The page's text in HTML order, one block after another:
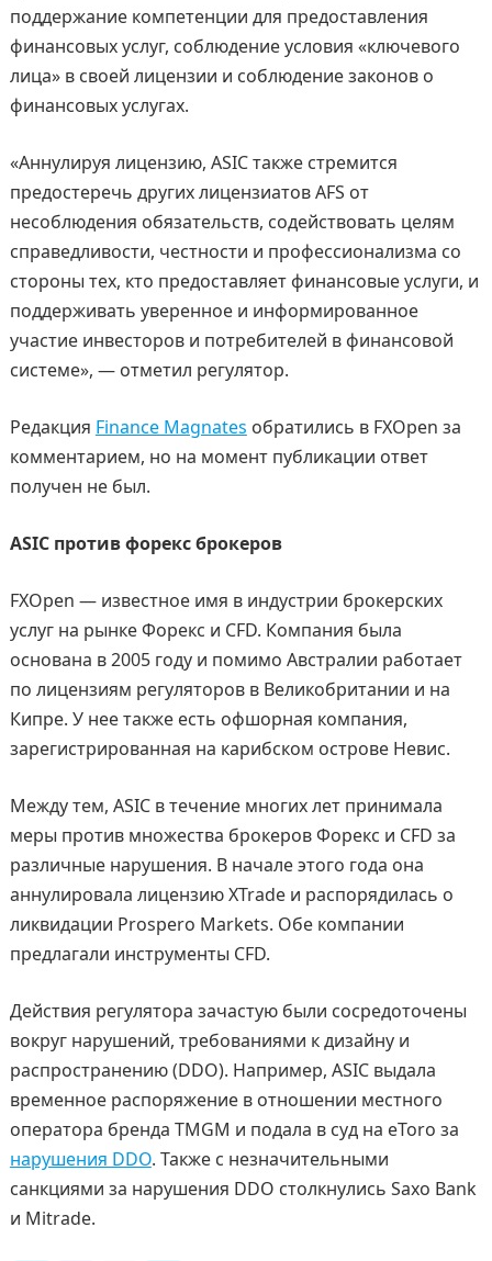
поддержание компетенции для предоставления
финансовых услуг, соблюдение условия «ключевого
лица» в своей лицензии и соблюдение законов о
финансовых услугах.
«Аннулируя лицензию, ASIC также стремится
предостеречь других лицензиатов AFS от
несоблюдения обязательств, содействовать целям
справедливости, честности и профессионализма со
стороны тех, кто предоставляет финансовые услуги, и
поддерживать уверенное и информированное
участие инвесторов и потребителей в финансовой
системе», — отметил регулятор.
Редакция Finance Magnates обратились в FXOpen за
комментарием, но на момент публикации ответ
получен не был.
ASIC против форекс брокеров
FXOpen — известное имя в индустрии брокерских
услуг на рынке Форекс и CFD. Компания была
основана в 2005 году и помимо Австралии работает
по лицензиям регуляторов в Великобритании и на
Кипре. У нее также есть офшорная компания,
зарегистрированная на карибском острове Невис.
Между тем, ASIC в течение многих лет принимала
меры против множества брокеров Форекс и CFD за
различные нарушения. В начале этого года она
аннулировала лицензию XTrade и распорядилась о
ликвидации Prospero Markets. Обе компании
предлагали инструменты CFD.
Действия регулятора зачастую были сосредоточены
вокруг нарушений, требованиями к дизайну и
распространению (DDO). Например, ASIC выдала
временное распоряжение в отношении местного
оператора бренда TMGM и подала в суд на eToro за
нарушения DDO. Также с незначительными
санкциями за нарушения DDO столкнулись Saxo Bank
и Mitrade.